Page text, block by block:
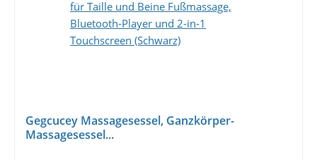
Gegcucey Massagesessel, Ganzkörper-
Massagesessel...